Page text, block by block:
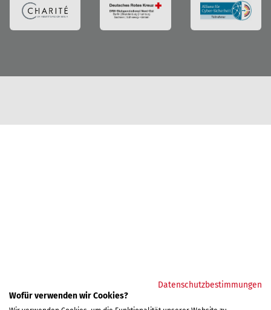
Datenschutzbestimmungen
Wofür verwenden wir Cookies?